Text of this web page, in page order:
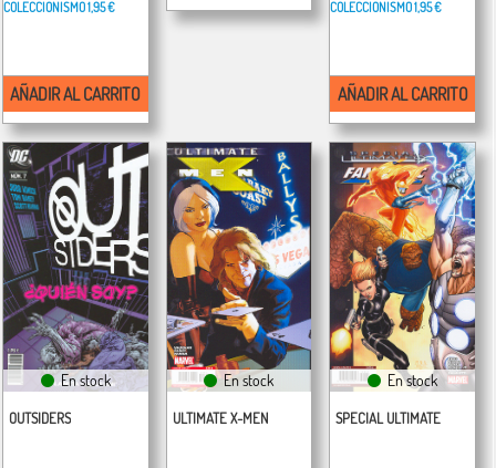
COLECCIONISMO1,95 €
AÑADIR AL CARRITO
COLECCIONISMO1,95 €
AÑADIR AL CARRITO
En stock
OUTSIDERS
En stock
ULTIMATE X-MEN
En stock
SPECIAL ULTIMATE